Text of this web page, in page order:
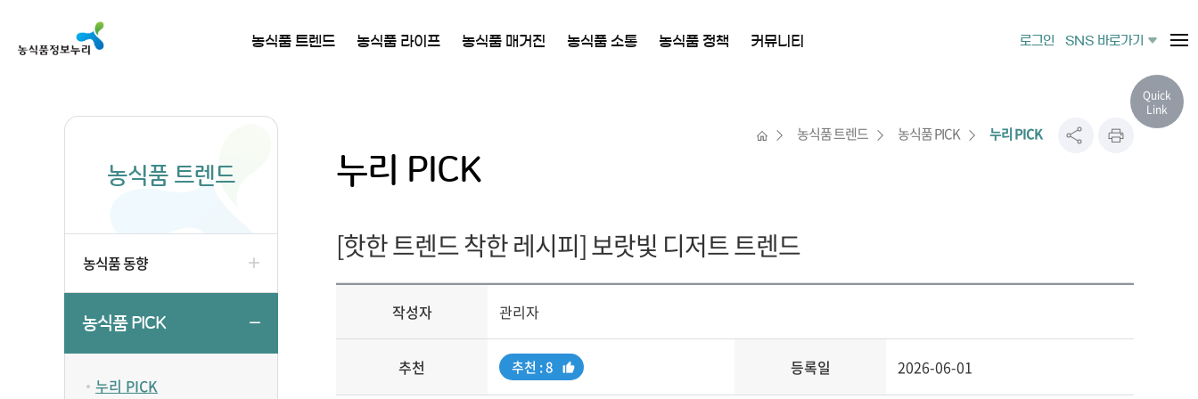
농식품 트렌드 농식품 라이프 농식품 매거진 농식품 소통 농식품 정책 커뮤니티 로그인 SNS 바로가기
농식품 트렌드
농식품 동향
농식품 PICK
누리 PICK
누리 PICK
농식품 트렌드 농식품 PICK 누리 PICK
[핫한 트렌드 착한 레시피] 보랏빛 디저트 트렌드
작성자 관리자
추천
추
천
추천 : 8 등록일 2026-06-01
Quick
Link